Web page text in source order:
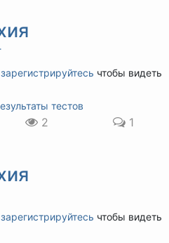
зарегистрируйтесь чтобы видеть
тестов
2 1
зарегистрируйтесь чтобы видеть